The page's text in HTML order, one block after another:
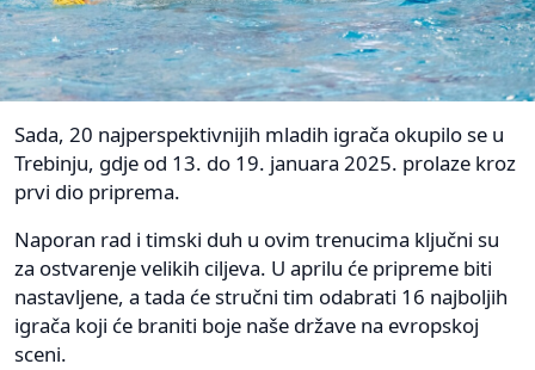
Sada, 20 najperspektivnijih mladih igrača okupilo se u
Trebinju, gdje od 13. do 19. januara 2025. prolaze kroz
prvi dio priprema.
Naporan rad i timski duh u ovim trenucima ključni su
za ostvarenje velikih ciljeva. U aprilu će pripreme biti
nastavljene, a tada će stručni tim odabrati 16 najboljih
igrača koji će braniti boje naše države na evropskoj
sceni.